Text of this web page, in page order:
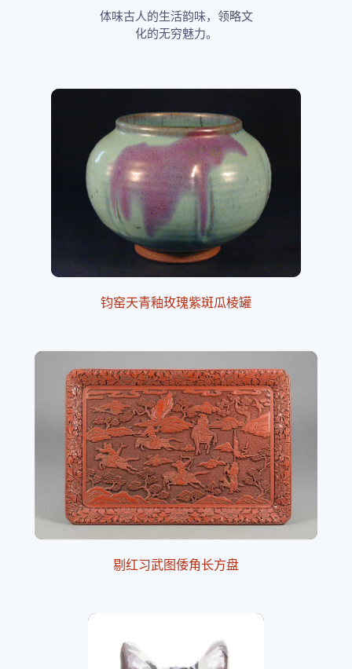
体味古人的生活韵味，领略文
化的无穷魅力。
钧窑天青釉玫瑰紫斑瓜棱罐
剔红习武图倭角长方盘